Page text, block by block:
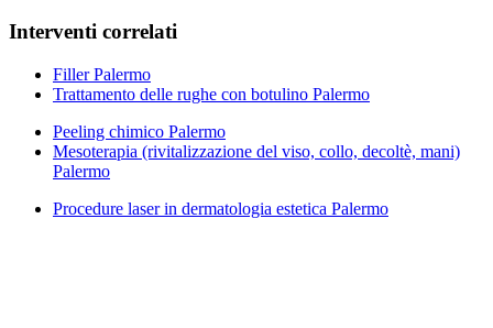
Interventi correlati
Filler Palermo
Trattamento delle rughe con botulino Palermo
Peeling chimico Palermo
Mesoterapia (rivitalizzazione del viso, collo, decoltè, mani)
Palermo
Procedure laser in dermatologia estetica Palermo